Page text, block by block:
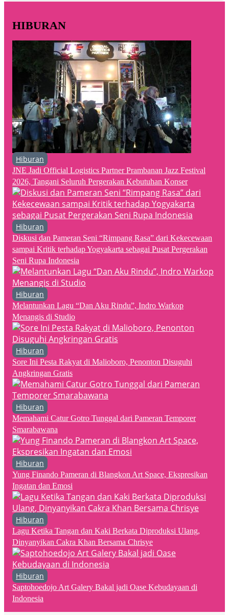
HIBURAN
Hiburan
JNE Jadi Official Logistics Partner Prambanan Jazz Festival
2026, Tangani Seluruh Pergerakan Kebutuhan Konser
Hiburan
Diskusi dan Pameran Seni “Rimpang Rasa” dari Kekecewaan
sampai Kritik terhadap Yogyakarta sebagai Pusat Pergerakan
Seni Rupa Indonesia
Hiburan
Melantunkan Lagu “Dan Aku Rindu”, Indro Warkop
Menangis di Studio
Hiburan
Sore Ini Pesta Rakyat di Malioboro, Penonton Disuguhi
Angkringan Gratis
Hiburan
Memahami Catur Gotro Tunggal dari Pameran Temporer
Smarabawana
Hiburan
Yung Finando Pameran di Blangkon Art Space, Ekspresikan
Ingatan dan Emosi
Hiburan
Lagu Ketika Tangan dan Kaki Berkata Diproduksi Ulang,
Dinyanyikan Cakra Khan Bersama Chrisye
Hiburan
Saptohoedojo Art Galery Bakal jadi Oase Kebudayaan di
Indonesia